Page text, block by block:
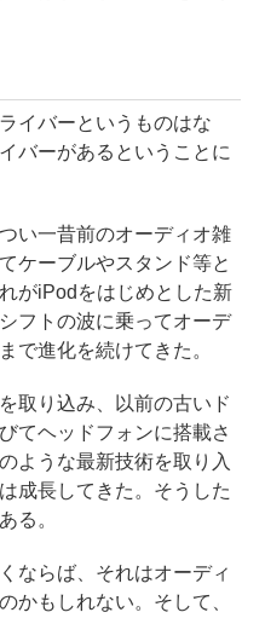
イバーというものはな
バーがあるということに
い一昔前のオーディオ雑
ケーブルやスタンド等と
がiPodをはじめとした新
フトの波に乗ってオーデ
で進化を続けてきた。
取り込み、以前の古いド
てヘッドフォンに搭載さ
ような最新技術を取り入
成長してきた。そうした
る。
ならば、それはオーディ
かもしれない。そして、